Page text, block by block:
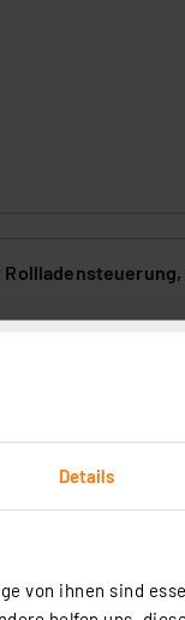
Details
von ihnen sind